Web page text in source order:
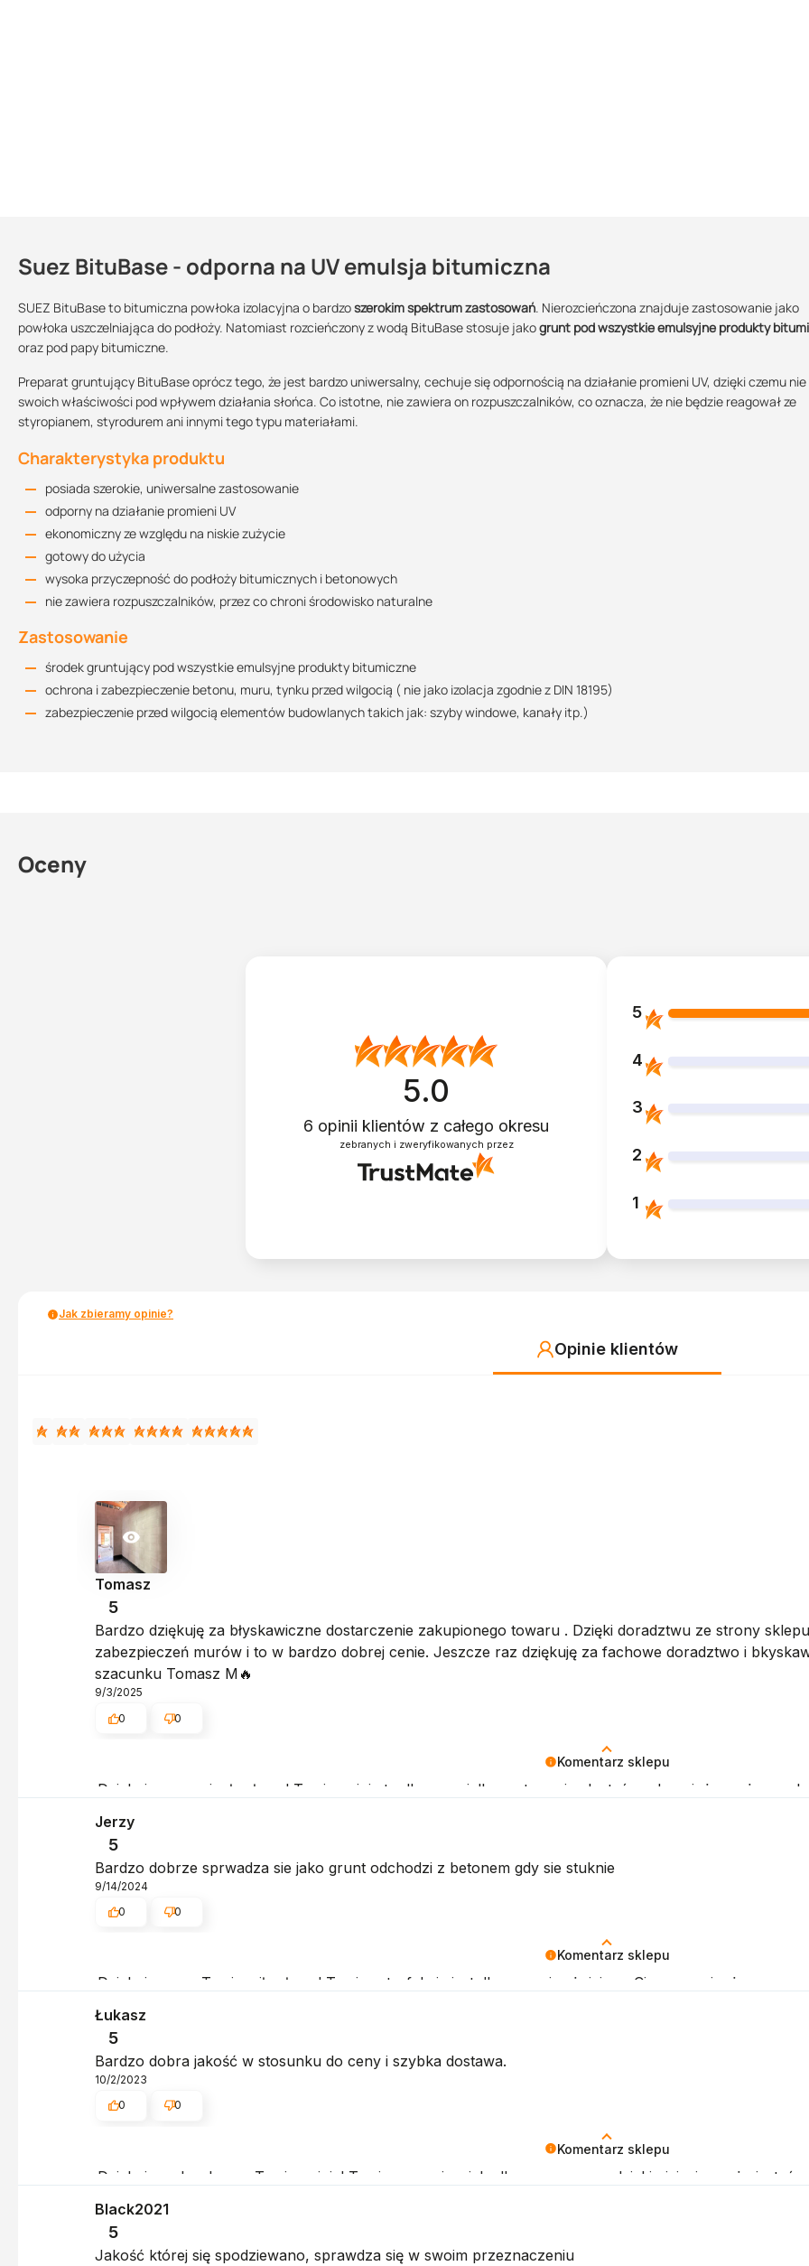
Suez BituBase - odporna na UV emulsja bitumiczna
SUEZ BituBase to bitumiczna powłoka izolacyjna o bardzoszerokim spektrum zastosowań. Nierozcieńczona znajduje zastosowanie jako
powłoka uszczelniająca do podłoży. Natomiast rozcieńczony z wodą BituBase stosuje jakogrunt pod wszystkie emulsyjne produkty
oraz pod papy bitumiczne.
Preparat gruntujący BituBase oprócz tego, że jest bardzo uniwersalny, cechuje się odpornością na działanie promieni UV, dzięki czemu
swoich właściwości pod wpływem działania słońca. Co istotne, nie zawiera on rozpuszczalników, co oznacza, że nie będzie reagował ze
styropianem, styrodurem ani innymi tego typu materiałami.
Charakterystyka produktu
posiada szerokie, uniwersalne zastosowanie
odporny na działanie promieni UV
ekonomiczny ze względu na niskie zużycie
gotowy do użycia
wysoka przyczepność do podłoży bitumicznych i betonowych
nie zawiera rozpuszczalników, przez co chroni środowisko naturalne
Zastosowanie
środek gruntujący pod wszystkie emulsyjne produkty bitumiczne
ochrona i zabezpieczenie betonu, muru, tynku przed wilgocią ( nie jako izolacja zgodnie z DIN 18195)
zabezpieczenie przed wilgocią elementów budowlanych takich jak: szyby windowe, kanały itp.)
Dlaczego warto i opłaca się stosować produkty SUEZ?
nasi stali klienci korzystają z materiałów SUEZ - ichskuteczność jest potwierdzona
mają świetną wydajność na 1 m2 -oszczędzisz czas i pieniądze.
możliwość wysyłki w każde miejsce w Polsce - otrzymasz
doradztwo techniczne ekspertów SUEZ - wraz z produktami
damy ci wiedzę , jak ich użyć.
Przechowywanie:
w suchym i chłodnym
miejscu, chronić
przed mrozem
Sprzedajemy na:
opakowania nie
Wielkość opakowania:
30 l
Aplikacja
Produkt należy aplikować wyłącznie przy suchej pogodzie, w temperaturze otoczenia powyżej +5˚C. Aplikacja produktu możliwa jest przy
pędzla, wałka lub urządzenia do natryskiwania bezpowietrznego. Do rozcieńczania stosować wodę pitną, wodociągową o maksymalnej
twardości 17OdH, którą należy dolewać małymi porcjami do produktu ciągle mieszając przy użyciu mieszadła mechanicznego (kolejności
Zużycie
1:5 wydajność ±28m²/litr
1:2 wydajność± 14m²/litr
Karta techniczna
88.35 KB
Kontakt
Maszy pytania lub wątpliwości?
Oceny
5.0
6 opinii klientów z całego okresu
zebranych i zweryfikowanych przez
5
4
3
2
1
Jak zbieramy opinie?
Opinie klientów
Komentarz sklepu
Dziękujemy za ciepłe słowa! Twoja opinia to dla nas wielka motywacja. Jesteśmy dumni, że możemy
Tomasz
5
Bardzo dziękuję za błyskawiczne dostarczenie zakupionego towaru . Dzięki doradztwu ze strony
zabezpieczeń murów i to w bardzo dobrej cenie. Jeszcze raz dziękuję za fachowe doradztwo i
szacunku Tomasz M🔥
9/3/2025
0
0
Komentarz sklepu
Dziękujemy za Twoje miłe słowa! Twoja satysfakcja jest dla nas najważniejsza. Cieszymy się, że nasze
Jerzy
5
Bardzo dobrze sprwadza sie jako grunt odchodzi z betonem gdy sie stuknie
9/14/2024
0
0
Komentarz sklepu
Dziękujemy bardzo za Twoją opinię! Twoja recenzja wiele dla nas znaczy - dzięki niej wiemy, że
Łukasz
5
Bardzo dobra jakość w stosunku do ceny i szybka dostawa.
10/2/2023
0
0
Black2021
5
Jakość której się spodziewano, sprawdza się w swoim przeznaczeniu